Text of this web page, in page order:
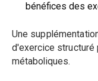
bénéfices des
Une
d'exercice structuré
métaboliques.